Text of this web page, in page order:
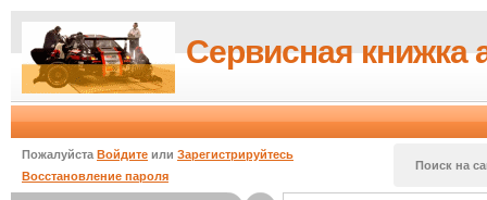
Сервисная книжка
Пожалуйста Войдите или Зарегистрируйтесь
Восстановление пароля
Поиск на